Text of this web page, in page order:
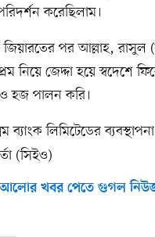
করেছিলাম।
পর আল্লাহ, রাসুল
নিয়ে জেদ্দা হয়ে স্বদেশে
হজ পালন করি।
ব্যাংক লিমিটেডের
(সিইও)
আলোর খবর পেতে গুগল